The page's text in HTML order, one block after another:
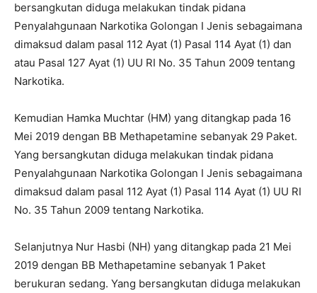
bersangkutan diduga melakukan tindak pidana
Penyalahgunaan Narkotika Golongan I Jenis sebagaimana
dimaksud dalam pasal 112 Ayat (1) Pasal 114 Ayat (1) dan
atau Pasal 127 Ayat (1) UU RI No. 35 Tahun 2009 tentang
Narkotika.
Kemudian Hamka Muchtar (HM) yang ditangkap pada 16
Mei 2019 dengan BB Methapetamine sebanyak 29 Paket.
Yang bersangkutan diduga melakukan tindak pidana
Penyalahgunaan Narkotika Golongan I Jenis sebagaimana
dimaksud dalam pasal 112 Ayat (1) Pasal 114 Ayat (1) UU RI
No. 35 Tahun 2009 tentang Narkotika.
Selanjutnya Nur Hasbi (NH) yang ditangkap pada 21 Mei
2019 dengan BB Methapetamine sebanyak 1 Paket
berukuran sedang. Yang bersangkutan diduga melakukan